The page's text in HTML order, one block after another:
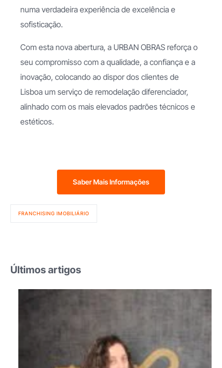
numa verdadeira experiência de excelência e
sofisticação.
Com esta nova abertura, a URBAN OBRAS reforça o
seu compromisso com a qualidade, a confiança e a
inovação, colocando ao dispor dos clientes de
Lisboa um serviço de remodelação diferenciador,
alinhado com os mais elevados padrões técnicos e
estéticos.
Saber Mais Informações
FRANCHISING IMOBILIÁRIO
Últimos artigos